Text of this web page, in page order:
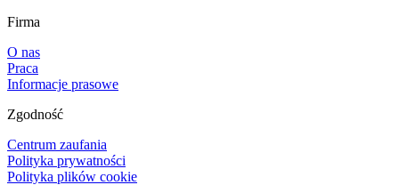
Firma
O nas
Praca
Informacje prasowe
Zgodność
Centrum zaufania
Polityka prywatności
Polityka plików cookie